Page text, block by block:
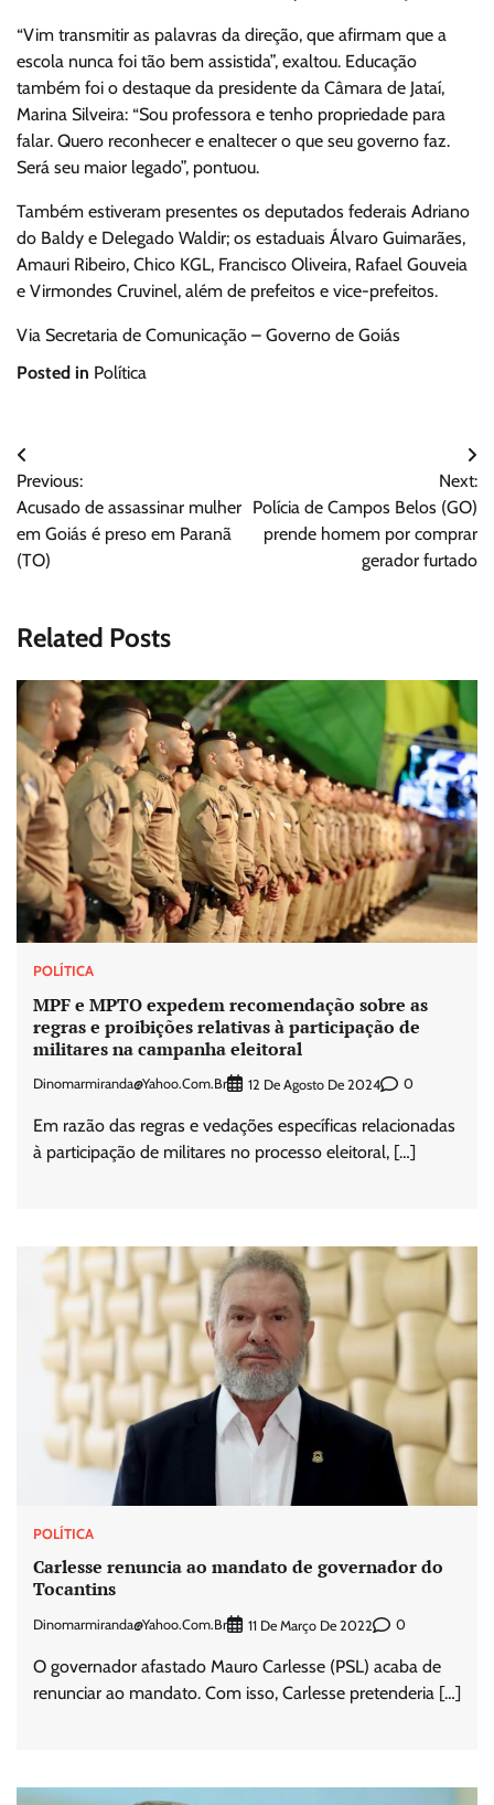
“Vim transmitir as palavras da direção, que afirmam que a
escola nunca foi tão bem assistida”, exaltou. Educação
também foi o destaque da presidente da Câmara de Jataí,
Marina Silveira: “Sou professora e tenho propriedade para
falar. Quero reconhecer e enaltecer o que seu governo faz.
Será seu maior legado”, pontuou.
Também estiveram presentes os deputados federais Adriano
do Baldy e Delegado Waldir; os estaduais Álvaro Guimarães,
Amauri Ribeiro, Chico KGL, Francisco Oliveira, Rafael Gouveia
e Virmondes Cruvinel, além de prefeitos e vice-prefeitos.
Via Secretaria de Comunicação – Governo de Goiás
Posted in Política
Navegação
de
Post
Previous:
Acusado de assassinar mulher
em Goiás é preso em Paranã
(TO)
Next:
Polícia de Campos Belos (GO)
prende homem por comprar
gerador furtado
Related Posts
POLÍTICA
MPF e MPTO expedem recomendação sobre as
regras e proibições relativas à participação de
militares na campanha eleitoral
Dinomarmiranda@yahoo.com.br 12 De Agosto De 2024 0
Em razão das regras e vedações específicas relacionadas
à participação de militares no processo eleitoral, […]
POLÍTICA
Carlesse renuncia ao mandato de governador do
Tocantins
Dinomarmiranda@yahoo.com.br 11 De Março De 2022 0
O governador afastado Mauro Carlesse (PSL) acaba de
renunciar ao mandato. Com isso, Carlesse pretenderia […]